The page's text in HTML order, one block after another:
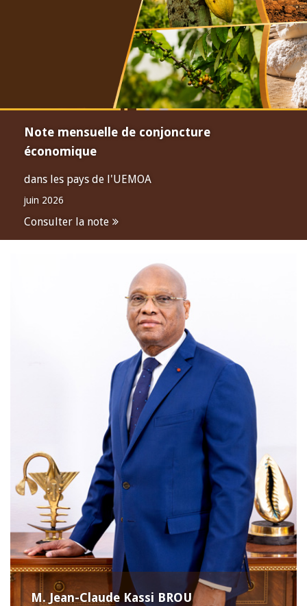
Note mensuelle de conjoncture
économique
dans les pays de l'UEMOA
juin 2026
Consulter la note
M. Jean-Claude Kassi BROU